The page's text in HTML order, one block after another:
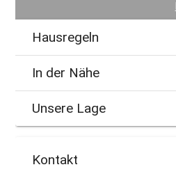
Hausregeln
In der Nähe
Unsere Lage
Kontakt